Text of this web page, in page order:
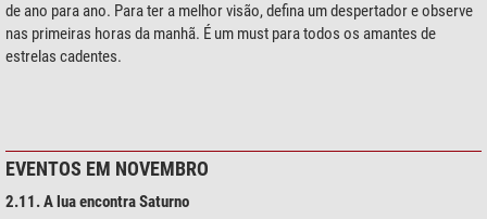
de ano para ano. Para ter a melhor visão, defina um despertador e observe
nas primeiras horas da manhã. É um must para todos os amantes de
estrelas cadentes.
EVENTOS EM NOVEMBRO
2.11. A lua encontra Saturno